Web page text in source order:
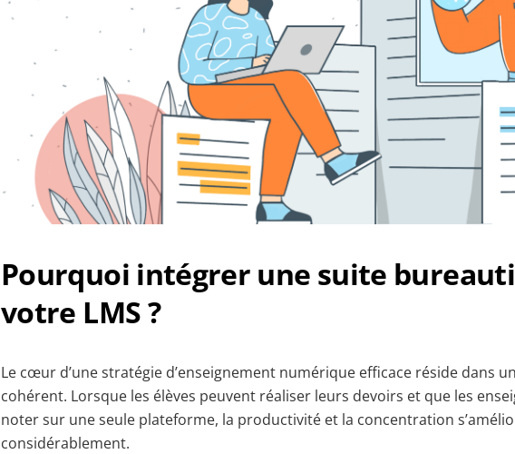
Pourquoi intégrer une suite
votre LMS ?
Le cœur d’une stratégie d’enseignement numérique efficace réside dans
cohérent. Lorsque les élèves peuvent réaliser leurs devoirs et que les
noter sur une seule plateforme, la productivité et la concentration
considérablement.